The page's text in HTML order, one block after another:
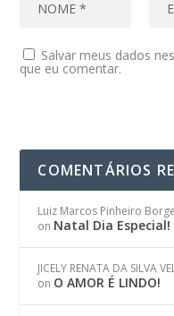
Salvar meus dados
que eu comentar.
COMENTÁRIOS
Luiz Marcos Pinheiro
on Natal Dia Especial!
JICELY RENATA DA SILVA
on O AMOR É LINDO!